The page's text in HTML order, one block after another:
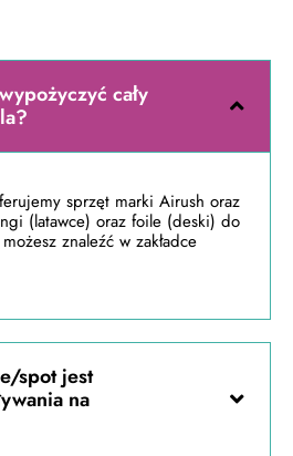
cały
sprzęt marki Airush oraz
(latawce) oraz foile (deski) do
znaleźć w zakładce
spot jest
na